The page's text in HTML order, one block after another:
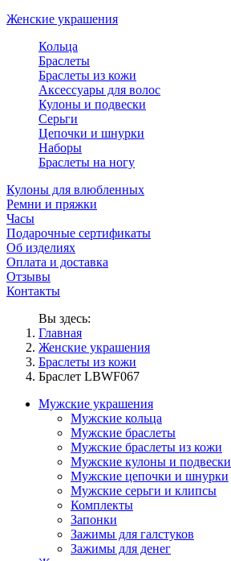
Женские украшения
Кольца
Браслеты
Браслеты из кожи
Аксессуары для волос
Кулоны и подвески
Серьги
Цепочки и шнурки
Наборы
Браслеты на ногу
Кулоны для влюбленных
Ремни и пряжки
Часы
Подарочные сертификаты
Об изделиях
Оплата и доставка
Отзывы
Контакты
Вы здесь:
Главная
Женские украшения
Браслеты из кожи
Браслет LBWF067
Мужские украшения
Мужские кольца
Мужские браслеты
Мужские браслеты из кожи
Мужские кулоны и подвески
Мужские цепочки и шнурки
Мужские серьги и клипсы
Комплекты
Запонки
Зажимы для галстуков
Зажимы для денег